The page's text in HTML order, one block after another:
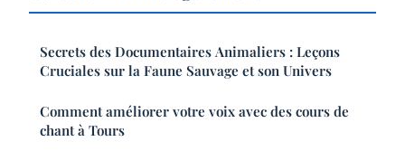
Secrets des Documentaires Animaliers : Leçons
Cruciales sur la Faune Sauvage et son Univers
Comment améliorer votre voix avec des cours de
chant à Tours